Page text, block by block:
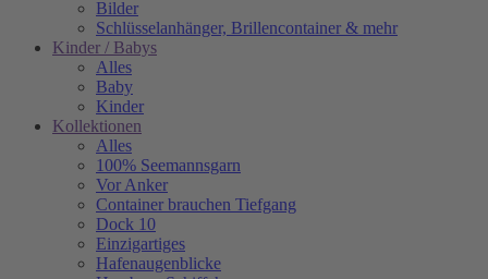
Bilder
Schlüsselanhänger, Brillencontainer & mehr
Kinder / Babys
Alles
Baby
Kinder
Kollektionen
Alles
100% Seemannsgarn
Vor Anker
Container brauchen Tiefgang
Dock 10
Einzigartiges
Hafenaugen­blicke